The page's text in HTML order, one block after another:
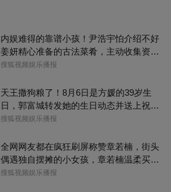
内娱难得的靠谱小孩！尹浩宇怕介绍不好
姜妍精心准备的古法菜肴，主动收集资料
做PDF菜单，标注菜品地域背景配图，连
中餐厅这个暖心片段！#尹浩宇 #姜妍
搜狐视频娱乐播报
天王撒狗粮了！8月6日是方媛的39岁生
日，郭富城转发她的生日动态并送上祝
福：“祝老婆生日快乐，身体健康，心想事
甜蜜幸福~
搜狐视频娱乐播报
全网网友都在疯狂刷屏称赞章若楠，街头
偶遇独自摆摊的小女孩，章若楠温柔买下
全部小羊，全程弯腰平视小朋友，一举一
搜狐视频娱乐播报